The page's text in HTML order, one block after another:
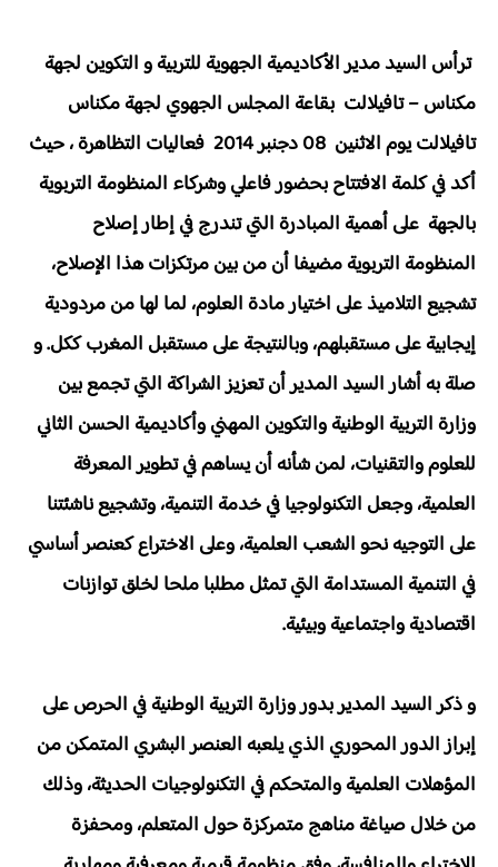
ترأس السيد مدير الأكاديمية الجهوية للتربية و التكوين لجهة
مكناس – تافيلالت بقاعة المجلس الجهوي لجهة مكناس
تافيلالت يوم الاثنين 08 دجنبر 2014 فعاليات التظاهرة ، حيث
أكد في كلمة الافتتاح بحضور فاعلي وشركاء المنظومة التربوية
بالجهة على أهمية المبادرة التي تندرج في إطار إصلاح
المنظومة التربوية مضيفا أن من بين مرتكزات هذا الإصلاح،
تشجيع التلاميذ على اختيار مادة العلوم، لما لها من مردودية
إيجابية على مستقبلهم، وبالنتيجة على مستقبل المغرب ككل. و
صلة به أشار السيد المدير أن تعزيز الشراكة التي تجمع بين
وزارة التربية الوطنية والتكوين المهني وأكاديمية الحسن الثاني
للعلوم والتقنيات، لمن شأنه أن يساهم في تطوير المعرفة
العلمية، وجعل التكنولوجيا في خدمة التنمية، وتشجيع ناشئتنا
على التوجيه نحو الشعب العلمية، وعلى الاختراع كعنصر أساسي
في التنمية المستدامة التي تمثل مطلبا ملحا لخلق توازنات
اقتصادية واجتماعية وبيئية.
و ذكر السيد المدير بدور وزارة التربية الوطنية في الحرص على
إبراز الدور المحوري الذي يلعبه العنصر البشري المتمكن من
المؤهلات العلمية والمتحكم في التكنولوجيات الحديثة، وذلك
من خلال صياغة مناهج متمركزة حول المتعلم، ومحفزة